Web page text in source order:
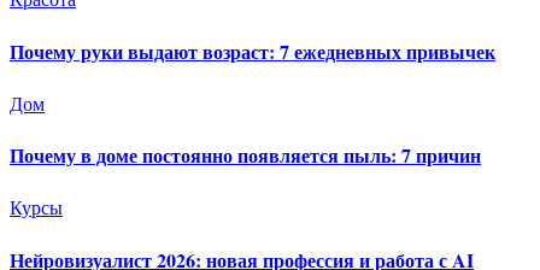
Почему руки выдают возраст: 7 ежедневных привычек
Дом
Почему в доме постоянно появляется пыль: 7 причин
Курсы
Нейровизуалист 2026: новая профессия и работа с AI